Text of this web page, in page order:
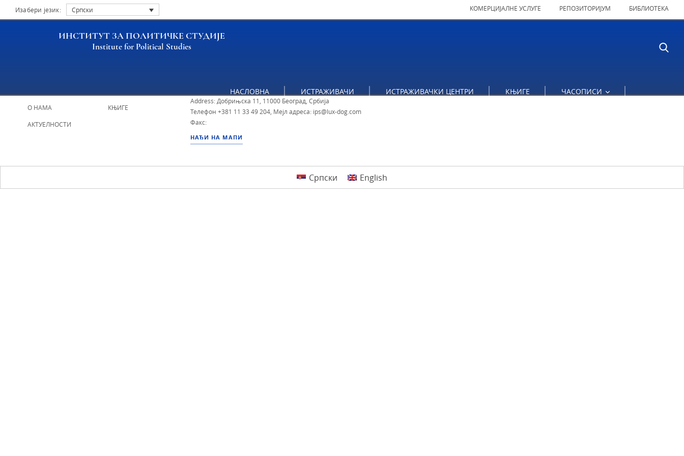
Изабери језик: Српски КОМЕРЦИЈАЛНЕ УСЛУГЕ РЕПОЗИТОРИЈУМ БИБЛИОТЕКА
ИНСТИТУТ ЗА ПОЛИТИЧКЕ СТУДИЈЕ
Institute for Political Studies
НАСЛОВНА ИСТРАЖИВАЧИ ИСТРАЖИВАЧКИ ЦЕНТРИ КЊИГЕ ЧАСОПИСИ
О НАМА
АКТУЕЛНОСТИ
КЊИГЕ
ИПС - Институт за политичке студије
Address: Добрињска 11, 11000 Београд, Србија
Телефон +381 11 33 49 204, Мејл адреса: ips@lux-dog.com
Факс:
НАЂИ НА МАПИ
Српски English